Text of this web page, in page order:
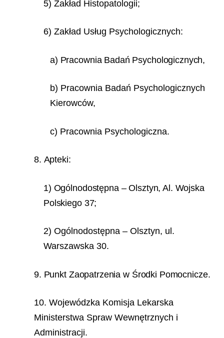
5) Zakład Histopatologii;
6) Zakład Usług Psychologicznych:
a) Pracownia Badań Psychologicznych,
b) Pracownia Badań Psychologicznych
Kierowców,
c) Pracownia Psychologiczna.
8. Apteki:
1) Ogólnodostępna – Olsztyn, Al. Wojska
Polskiego 37;
2) Ogólnodostępna – Olsztyn, ul.
Warszawska 30.
9. Punkt Zaopatrzenia w Środki Pomocnicze.
10. Wojewódzka Komisja Lekarska
Ministerstwa Spraw Wewnętrznych i
Administracji.